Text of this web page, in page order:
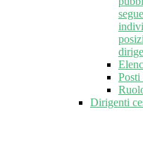
Dirigenti